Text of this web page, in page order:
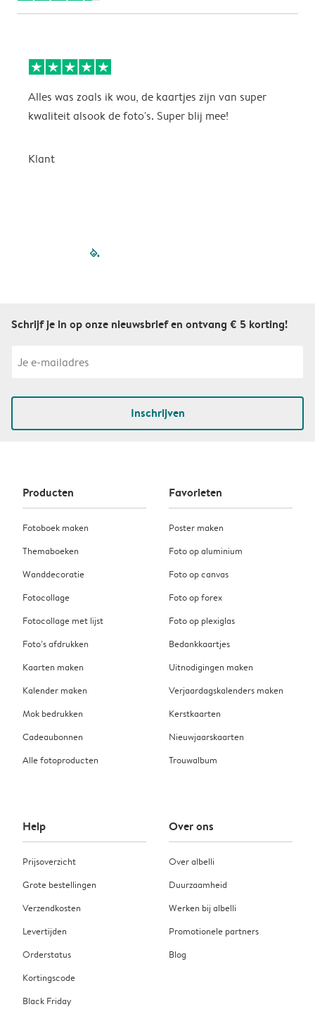
Alles was zoals ik wou, de kaartjes zijn van super
kwaliteit alsook de foto's. Super blij mee!
Klant
filled-pagination
Schrijf je in op onze nieuwsbrief en ontvang € 5 korting!
Inschrijven
Producten
Fotoboek maken
Themaboeken
Wanddecoratie
Fotocollage
Fotocollage met lijst
Foto’s afdrukken
Kaarten maken
Kalender maken
Mok bedrukken
Cadeaubonnen
Alle fotoproducten
Favorieten
Poster maken
Foto op aluminium
Foto op canvas
Foto op forex
Foto op plexiglas
Bedankkaartjes
Uitnodigingen maken
Verjaardagskalenders maken
Kerstkaarten
Nieuwjaarskaarten
Trouwalbum
Help
Prijsoverzicht
Grote bestellingen
Verzendkosten
Levertijden
Orderstatus
Kortingscode
Black Friday
Over ons
Over albelli
Duurzaamheid
Werken bij albelli
Promotionele partners
Blog